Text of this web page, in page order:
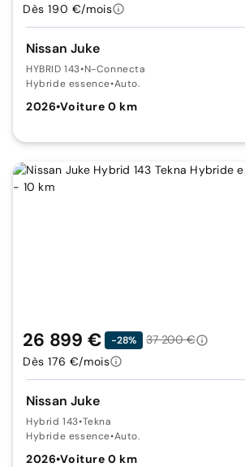
Nissan Juke
HYBRID 143•N-Connecta
Hybride essence•Auto.
2026•Voiture 0 km
Dès 190 €/mois
Nissan Juke
Hybrid 143•Tekna
Hybride essence•Auto.
2026•Voiture 0 km
26 899 € -28%
37 200 €
Dès 176 €/mois